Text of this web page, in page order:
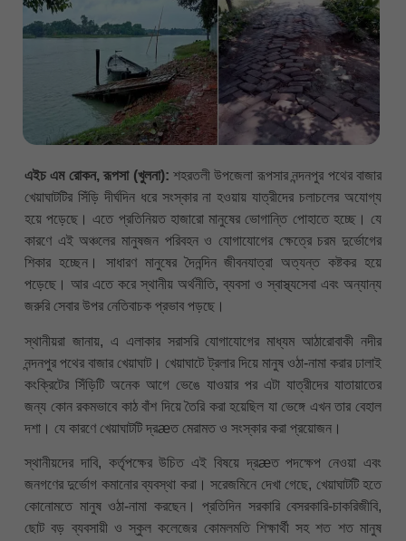
এইচ এম রোকন, রূপসা (খুলনা): শহরতলী উপজেলা রূপসার নন্দনপুর পথের বাজার
খেয়াঘাটটির সিঁড়ি দীর্ঘদিন ধরে সংস্কার না হওয়ায় যাত্রীদের চলাচলের অযোগ্য
হয়ে পড়েছে। এতে প্রতিনিয়ত হাজারো মানুষের ভোগান্তি পোহাতে হচ্ছে। যে
কারণে এই অঞ্চলের মানুষজন পরিবহন ও যোগাযোগের ক্ষেত্রে চরম দুর্ভোগের
শিকার হচ্ছেন। সাধারণ মানুষের দৈনন্দিন জীবনযাত্রা অত্যন্ত কষ্টকর হয়ে
পড়েছে। আর এতে করে স্থানীয় অর্থনীতি, ব্যবসা ও স্বাস্থ্যসেবা এবং অন্যান্য
জরুরি সেবার উপর নেতিবাচক প্রভাব পড়ছে।
স্থানীয়রা জানায়, এ এলাকার সরাসরি যোগাযোগের মাধ্যম আঠারোবাকী নদীর
নন্দনপুর পথের বাজার খেয়াঘাট। খেয়াঘাটে ট্রলার দিয়ে মানুষ ওঠা-নামা করার ঢালাই
কংক্রিটের সিঁড়িটি অনেক আগে ভেঙে যাওয়ার পর এটা যাত্রীদের যাতায়াতের
জন্য কোন রকমভাবে কাঠ বাঁশ দিয়ে তৈরি করা হয়েছিল যা ভেঙ্গে এখন তার বেহাল
দশা। যে কারণে খেয়াঘাটটি দ্রæত মেরামত ও সংস্কার করা প্রয়োজন।
স্থানীয়দের দাবি, কর্তৃপক্ষের উচিত এই বিষয়ে দ্রæত পদক্ষেপ নেওয়া এবং
জনগণের দুর্ভোগ কমানোর ব্যবস্থা করা। সরেজমিনে দেখা গেছে, খেয়াঘাটটি হতে
কোনোমতে মানুষ ওঠা-নামা করছেন। প্রতিদিন সরকারি বেসরকারি-চাকরিজীবি,
ছোট বড় ব্যবসায়ী ও স্কুল কলেজের কোমলমতি শিক্ষার্থী সহ শত শত মানুষ